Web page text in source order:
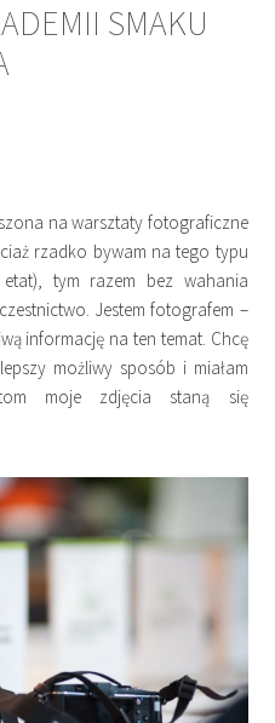
SMAKU
na warsztaty fotograficzne
rzadko bywam na tego typu
tym razem bez wahania
Jestem fotografem –
informację na ten temat. Chcę
możliwy sposób i miałam
moje zdjęcia staną się